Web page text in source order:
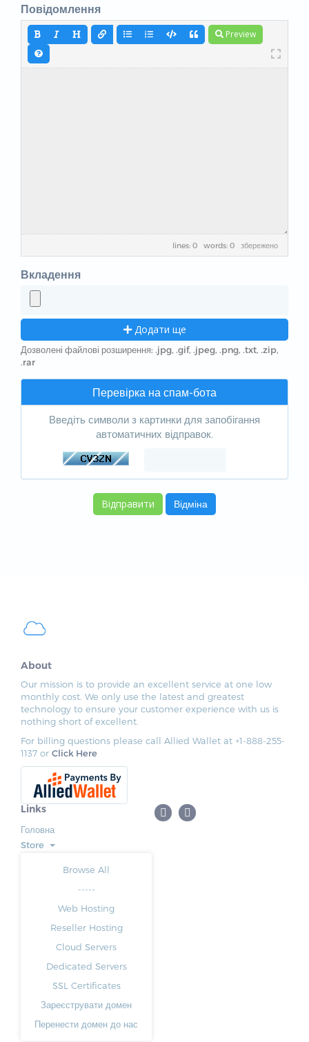
Повідомлення
Preview
lines: 0 words: 0 збережено
Вкладення
Додати ще
Дозволені файлові розширення: .jpg, .gif, .jpeg, .png, .txt, .zip,
.rar
Перевірка на спам-бота
Введіть символи з картинки для запобігання
автоматичних відправок.
Відміна
About
Our mission is to provide an excellent service at one low
monthly cost. We only use the latest and greatest
technology to ensure your customer experience with us is
nothing short of excellent.
For billing questions please call Allied Wallet at +1-888-255-
1137 or Click Here
Links
Головна
Store
Browse All
-----
Web Hosting
Reseller Hosting
Cloud Servers
Dedicated Servers
SSL Certificates
Зареєструвати домен
Перенести домен до нас